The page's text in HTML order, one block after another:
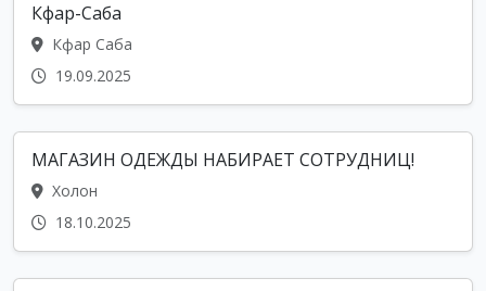
Кфар-Саба
Кфар Саба
19.09.2025
МАГАЗИН ОДЕЖДЫ НАБИРАЕТ СОТРУДНИЦ!
Холон
18.10.2025